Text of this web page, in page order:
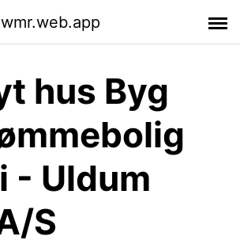
hus Byg
- Uldum
S